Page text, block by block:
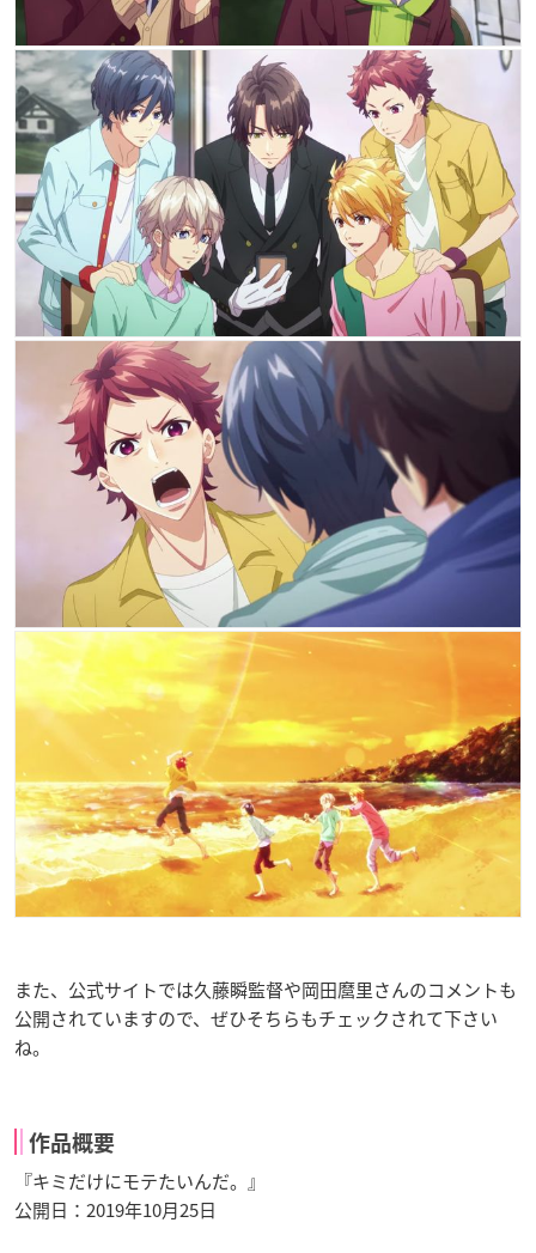
また、公式サイトでは久藤瞬監督や岡田麿里さんのコメントも
公開されていますので、ぜひそちらもチェックされて下さい
ね。
作品概要
『キミだけにモテたいんだ。』
公開日：2019年10月25日